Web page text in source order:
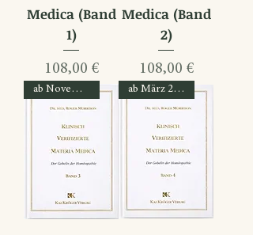
Medica (Band
1)
Preis
108,00 €
Medica (Band
2)
Preis
108,00 €
ab November 2026 ab März 2027